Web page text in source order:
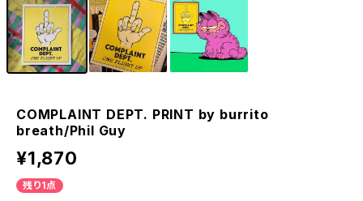
COMPLAINT DEPT. PRINT by burrito
breath/Phil Guy
¥1,870
残り1点